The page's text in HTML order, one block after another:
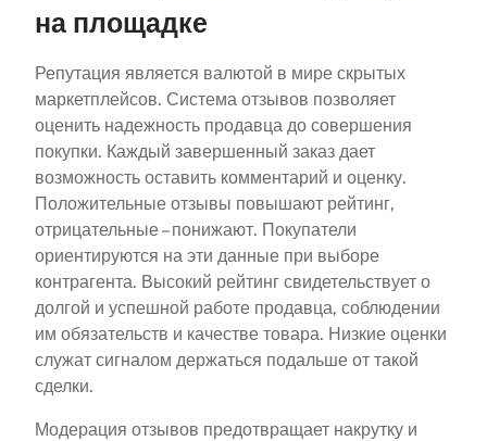
на площадке
Репутация является валютой в мире скрытых
маркетплейсов. Система отзывов позволяет
оценить надежность продавца до совершения
покупки. Каждый завершенный заказ дает
возможность оставить комментарий и оценку.
Положительные отзывы повышают рейтинг,
отрицательные – понижают. Покупатели
ориентируются на эти данные при выборе
контрагента. Высокий рейтинг свидетельствует о
долгой и успешной работе продавца, соблюдении
им обязательств и качестве товара. Низкие оценки
служат сигналом держаться подальше от такой
сделки.
Модерация отзывов предотвращает накрутку и